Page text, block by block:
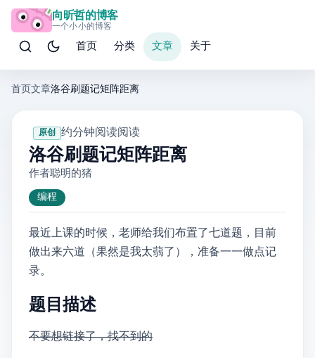
向昕哲的博客
一个小小的博客
首页 分类 文章 关于
首页文章洛谷刷题记——T155807 矩阵距离
原创 · 约 14 分钟阅读· 阅读
洛谷刷题记——T155807 矩阵距离
作者: 聪明的猪
编程
最近上课的时候，老师给我们布置了七道题，目前
做出来六道（果然是我太蒻了），准备一一做点记
录。
题目描述
不要想链接了，找不到的